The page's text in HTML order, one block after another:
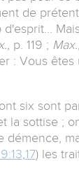
de
p. 119 ; Max.,
: Vous
six sont
la sottise ;
démence,
17) les